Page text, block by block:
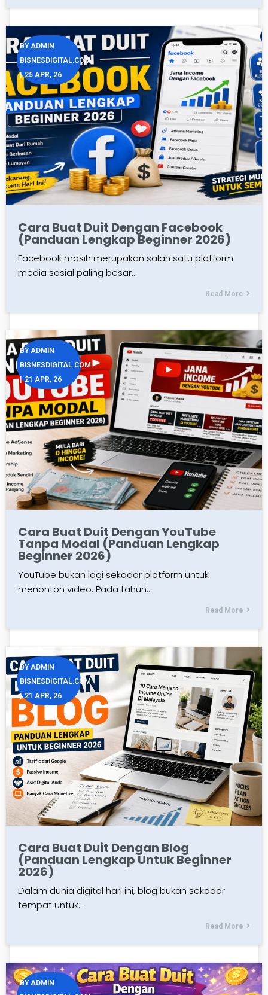
Cara Buat Duit Dengan Facebook
(Panduan Lengkap Beginner 2026)
BYADMIN
BISNESDIGITAL.COM
| 25 APR, 26
Facebook masih merupakan salah satu platform
media sosial paling besar…
Read More
Cara Buat Duit Dengan YouTube
Tanpa Modal (Panduan Lengkap
Beginner 2026)
BYADMIN
BISNESDIGITAL.COM
| 21 APR, 26
YouTube bukan lagi sekadar platform untuk
menonton video. Pada tahun…
Read More
Cara Buat Duit Dengan Blog
(Panduan Lengkap Untuk Beginner
2026)
BY ADMIN
BISNESDIGITAL.COM
| 21 APR, 26
Dalam dunia digital hari ini, blog bukan sekadar
tempat untuk…
Read More
BYADMIN